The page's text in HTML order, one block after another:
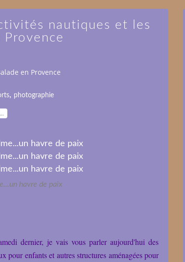
nautiques et les
en Provence
, photographie
havre de paix
dernier, je vais vous parler aujourd'hui des
pour enfants et autres structures aménagées pour